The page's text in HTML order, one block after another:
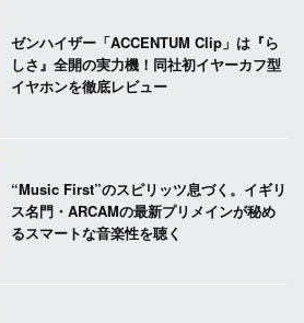
ゼンハイザー「ACCENTUM Clip」は『ら
しさ』全開の実力機！同社初イヤーカフ型
イヤホンを徹底レビュー
“Music First”のスピリッツ息づく。イギリ
ス名門・ARCAMの最新プリメインが秘め
るスマートな音楽性を聴く